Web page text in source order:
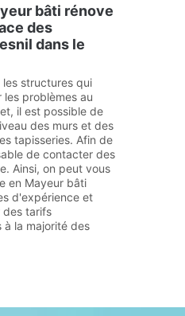
bâti rénove
des
dans le
structures qui
problèmes au
il est possible de
des murs et des
tapisseries. Afin de
de contacter des
Ainsi, on peut vous
en Mayeur bâti
d'expérience et
des tarifs
à la majorité des